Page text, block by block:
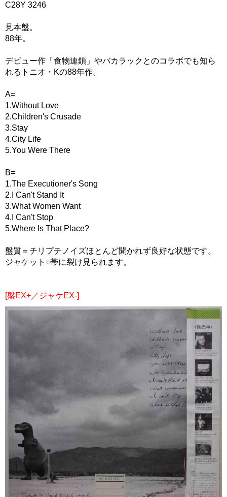
C28Y 3246
見本盤。
88年。
デビュー作「食物連鎖」やバカラックとのコラボでも知ら
れるトニオ・Kの88年作。
A=
1.Without Love
2.Children's Crusade
3.Stay
4.City Life
5.You Were There
B=
1.The Executioner's Song
2.I Can't Stand It
3.What Women Want
4.I Can't Stop
5.Where Is That Place?
盤質＝チリプチノイズほとんど聞かれず良好な状態です。
ジャケット=帯に裂け見られます。
[盤EX+／ジャケEX-]